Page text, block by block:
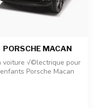
PORSCHE MACAN
voiture √©lectrique pour
enfants Porsche Macan